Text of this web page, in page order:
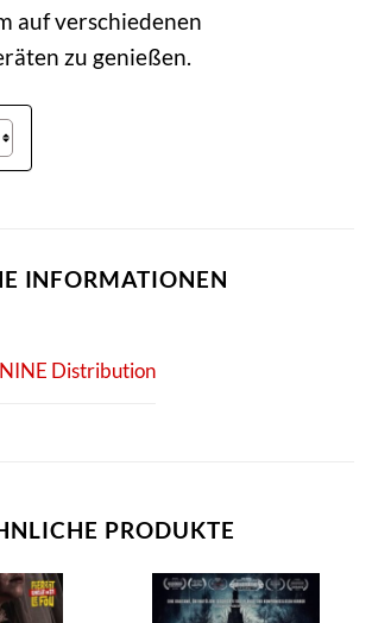
auf verschiedenen
zu genießen.
INFORMATIONEN
Distribution
PRODUKTE